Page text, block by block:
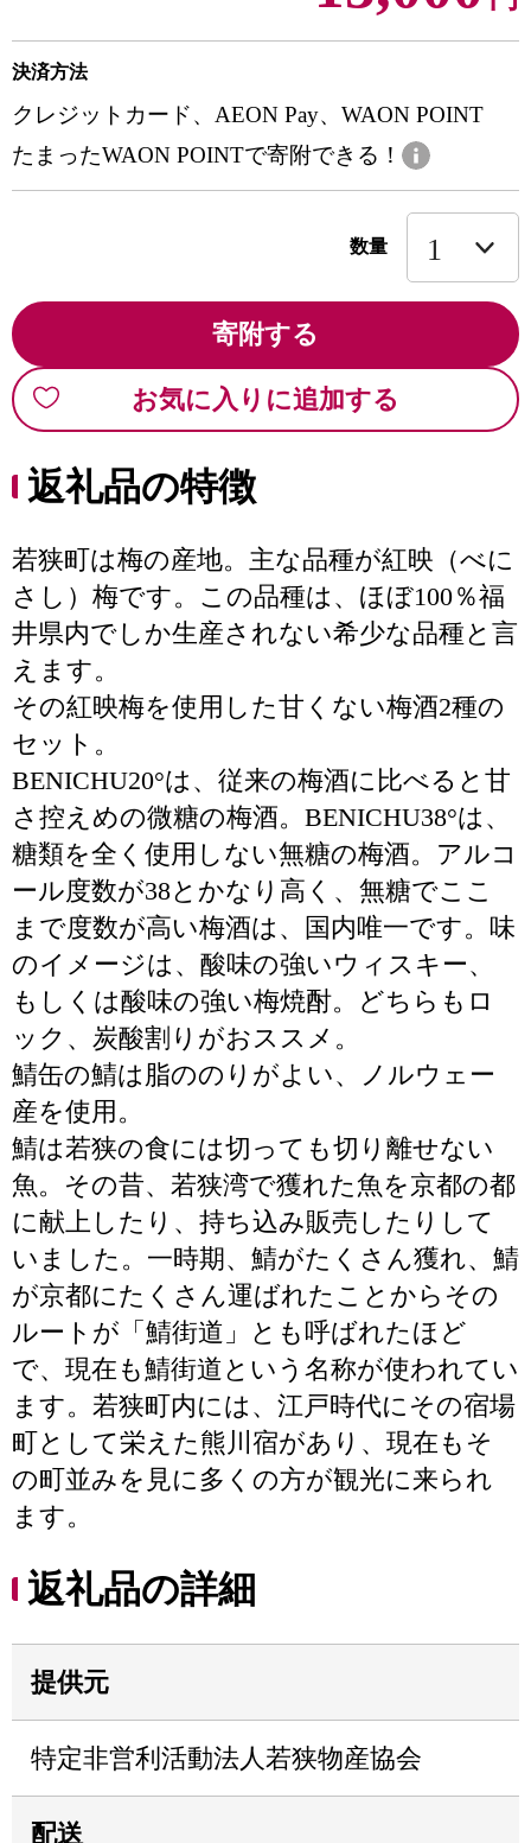
決済方法
クレジットカード、AEON Pay、WAON POINT
たまったWAON POINTで寄附できる！
数量
寄附する
お気に入りに追加する
返礼品の特徴
若狭町は梅の産地。主な品種が紅映（べに
さし）梅です。この品種は、ほぼ100％福
井県内でしか生産されない希少な品種と言
えます。
その紅映梅を使用した甘くない梅酒2種の
セット。
BENICHU20°は、従来の梅酒に比べると甘
さ控えめの微糖の梅酒。BENICHU38°は、
糖類を全く使用しない無糖の梅酒。アルコ
ール度数が38とかなり高く、無糖でここ
まで度数が高い梅酒は、国内唯一です。味
のイメージは、酸味の強いウィスキー、
もしくは酸味の強い梅焼酎。どちらもロ
ック、炭酸割りがおススメ。
鯖缶の鯖は脂ののりがよい、ノルウェー
産を使用。
鯖は若狭の食には切っても切り離せない
魚。その昔、若狭湾で獲れた魚を京都の都
に献上したり、持ち込み販売したりして
いました。一時期、鯖がたくさん獲れ、鯖
が京都にたくさん運ばれたことからその
ルートが「鯖街道」とも呼ばれたほど
で、現在も鯖街道という名称が使われてい
ます。若狭町内には、江戸時代にその宿場
町として栄えた熊川宿があり、現在もそ
の町並みを見に多くの方が観光に来られ
ます。
返礼品の詳細
提供元
特定非営利活動法人若狭物産協会
配送